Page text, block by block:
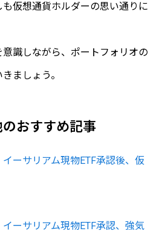
仮想通貨ホルダーの思い通りに
識しながら、ポートフォリオの
ましょう。
のおすすめ記事
イーサリアム現物ETF承認後、仮
イーサリアム現物ETF承認、強気